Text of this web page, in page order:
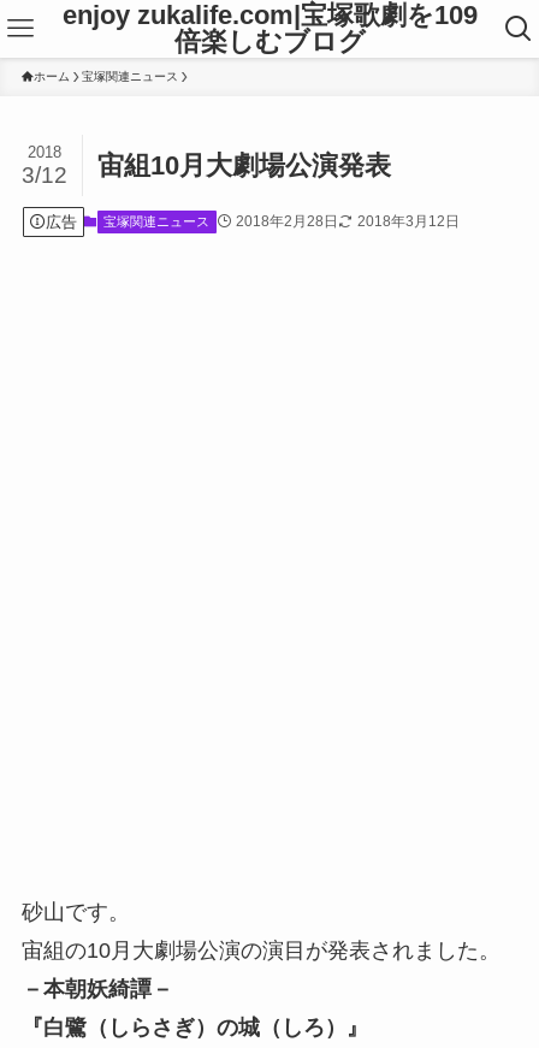
enjoy zukalife.com|宝塚歌劇を109
倍楽しむブログ
ホーム 宝塚関連ニュース
宙組10月大劇場公演発表
2018
3/12
広告 宝塚関連ニュース 2018年2月28日 2018年3月12日
砂山です。
宙組の10月大劇場公演の演目が発表されました。
－本朝妖綺譚－
『白鷺（しらさぎ）の城（しろ）』